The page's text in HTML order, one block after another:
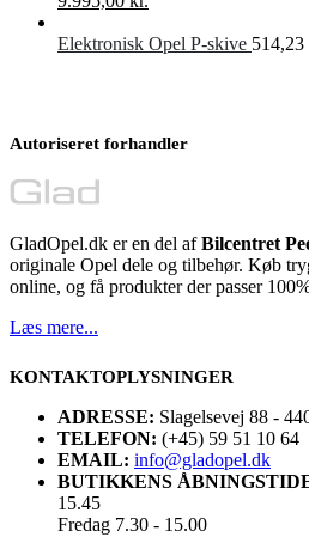
pris
pris
Elektronisk Opel P-skive 514,23
Autoriseret forhandler
GladOpel.dk er en del afBilcentret
originale Opel dele og tilbehør. Køb
online, og få produkter der passer
Læs mere...
KONTAKTOPLYSNINGER
ADRESSE: Slagelsevej 88 -
TELEFON: (+45) 59 51 10 64
EMAIL: info@gladopel.dk
BUTIKKENS
15.45
Fredag 7.30 - 15.00